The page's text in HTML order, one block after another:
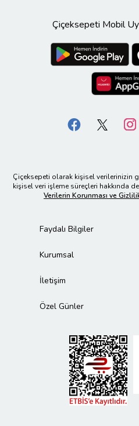
Çiçeksepeti Mobil
Çiçeksepeti olarak kişisel verilerinizin
kişisel veri işleme süreçleri hakkında
Verilerin Korunması ve
Faydalı Bilgiler
Kurumsal
İletişim
Özel Günler